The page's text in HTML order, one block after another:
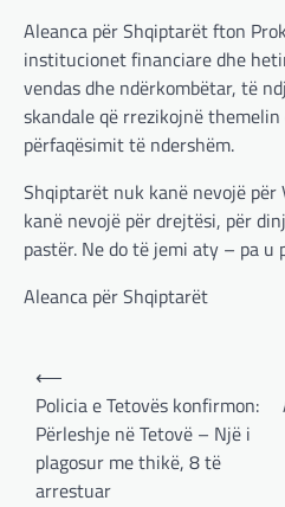
Aleanca për Shqiptarët fton
institucionet financiare dhe
vendas dhe ndërkombëtar, të
skandale që rrezikojnë
përfaqësimit të ndershëm.
Shqiptarët nuk kanë nevojë
kanë nevojë për drejtësi, për
pastër. Ne do të jemi aty – pa u
Aleanca për Shqiptarët
Post
navigation
⟵
Policia e Tetovës konfirmon:
Përleshje në Tetovë – Një i
plagosur me thikë, 8 të
arrestuar